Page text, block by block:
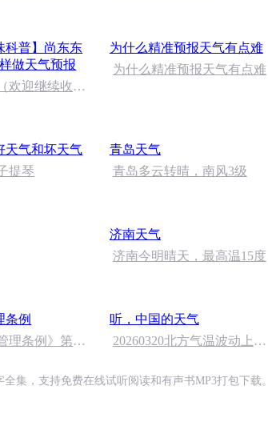
科普】尚东东
做天气预报
欢迎继续收听
为什么精准预报天气有点难
为什么精准预报天气有点难
天气和坏天气
提琴
青岛天气
青岛多云转晴，南风3级
济南天气
济南今明晴天，最高温15度
条例
理条例》第24
听，中国的天气
20260320北方气温波动上
集，支持免费在线试听阅读和有声书MP3打包下载。